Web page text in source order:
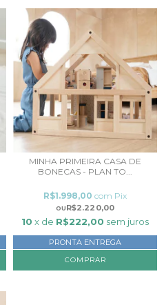
MINHA PRIMEIRA CASA DE
BONECAS - PLAN TO...
R$2.220,00
R$1.998,00 com Pix
10 x de R$222,00 sem juros
PRONTA ENTREGA